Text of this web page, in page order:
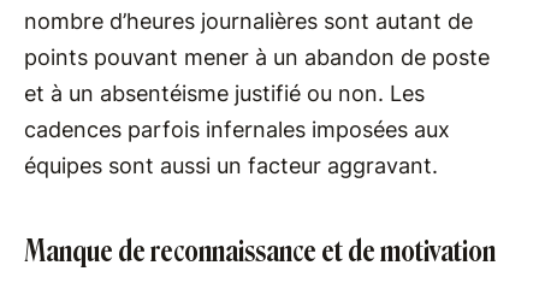
nombre d’heures journalières sont autant de
points pouvant mener à un abandon de poste
et à un absentéisme justifié ou non. Les
cadences parfois infernales imposées aux
équipes sont aussi un facteur aggravant.
Manque de reconnaissance et de motivation